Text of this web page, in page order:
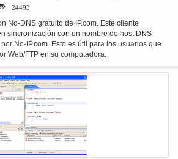
24493
No-DNS gratuito de IP.com. Este cliente
sincronización con un nombre de host DNS
No-IP.com. Esto es útil para los usuarios que
Web/FTP en su computadora.